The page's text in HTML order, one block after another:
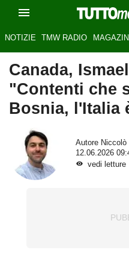
NOTIZIE TMW RADIO
Canada,
"Contenti che
Bosnia, l'Italia
Autore Niccolò
12.06.2026
vedi letture